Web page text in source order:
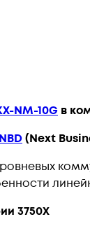
NM-10G в
(Next
3750X